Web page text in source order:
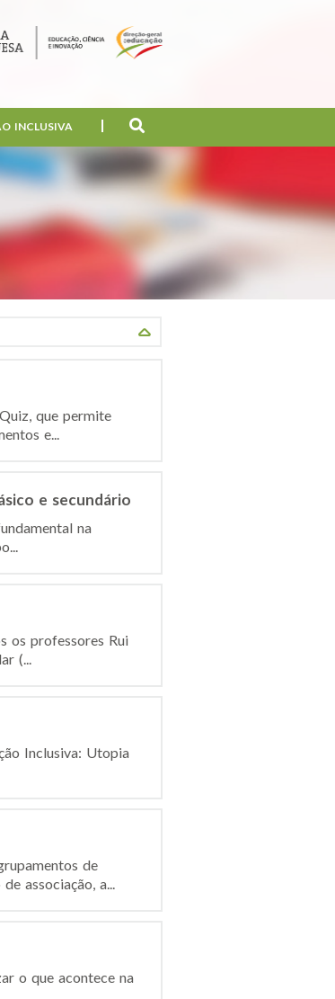
INCLUSIVA
que permite
e...
e secundário
na
os professores Rui
(...
Inclusiva: Utopia
de
associação, a...
o que acontece na